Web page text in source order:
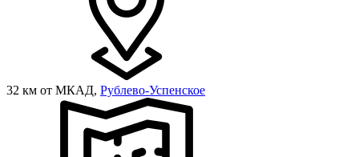
32 км от МКАД, Рублево-Успенское